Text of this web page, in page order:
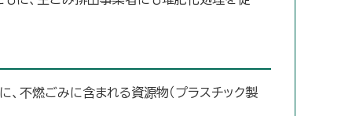
不燃ごみに含まれる資源物（プラスチック製